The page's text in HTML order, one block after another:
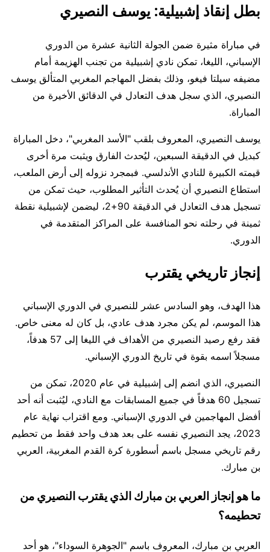
بطل إنقاذ إشبيلية: يوسف النصيري
في مباراة مثيرة ضمن الجولة الثانية عشرة من الدوري
الإسباني، الليغا، تمكن نادي إشبيلية من تجنب الهزيمة أمام
مضيفه سيلتا فيغو، وذلك بفضل المهاجم المغربي المتألق يوسف
النصيري، الذي سجل هدف التعادل في الدقائق الأخيرة من
المباراة.
يوسف النصيري، المعروف بلقب "الأسد المغربي"، دخل المباراة
كبديل في الدقيقة السبعين، ليُحدث الفارق ويثبت مرة أخرى
قيمته الكبيرة للنادي الأندلسي. فبمجرد نزوله إلى أرض الملعب،
استطاع النصيري أن يُحدث التأثير المطلوب، حيث تمكن من
تسجيل هدف التعادل في الدقيقة 90+2، ليضمن لإشبيلية نقطة
ثمينة في رحلته نحو المنافسة على المراكز المتقدمة في
الدوري.
إنجاز تاريخي يقترب
هذا الهدف، وهو السادس عشر للنصيري في الدوري الإسباني
هذا الموسم، لم يكن مجرد هدف عادي، بل كان له معنى خاص.
فقد رفع رصيد النصيري من الأهداف في الليغا إلى 57 هدفاً،
مسجلاً اسمه بقوة في تاريخ الدوري الإسباني.
النصيري، الذي انضم إلى إشبيلية في عام 2020، تمكن من
تسجيل 60 هدفاً في جميع المسابقات مع النادي، ليُثبت أنه أحد
أفضل المهاجمين في الدوري الإسباني. ومع اقتراب نهاية عام
2023، يجد النصيري نفسه على بعد هدف واحد فقط من تحطيم
رقم تاريخي مسجل باسم أسطورة كرة القدم المغربية، العربي
بن مبارك.
ما هو إنجاز العربي بن مبارك الذي يقترب النصيري من
تحطيمه؟
العربي بن مبارك، المعروف باسم "الجوهرة السوداء"، هو أحد